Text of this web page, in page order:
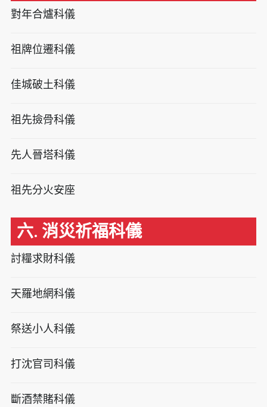
對年合爐科儀
祖牌位遷科儀
佳城破土科儀
祖先撿骨科儀
先人晉塔科儀
祖先分火安座
六. 消災祈福科儀
討糧求財科儀
天羅地網科儀
祭送小人科儀
打沈官司科儀
斷酒禁賭科儀